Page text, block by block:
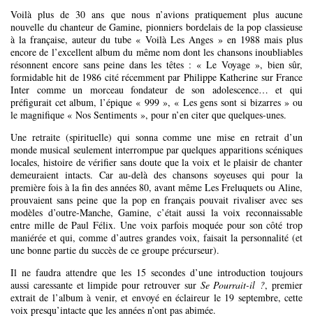
Voilà plus de 30 ans que nous n’avions pratiquement plus aucune
nouvelle du chanteur de Gamine, pionniers bordelais de la pop classieuse
à la française, auteur du tube « Voilà Les Anges » en 1988 mais plus
encore de l’excellent album du même nom dont les chansons inoubliables
résonnent encore sans peine dans les têtes : « Le Voyage », bien sûr,
formidable hit de 1986 cité récemment par Philippe Katherine sur France
Inter comme un morceau fondateur de son adolescence… et qui
préfigurait cet album, l’épique « 999 », « Les gens sont si bizarres » ou
le magnifique « Nos Sentiments », pour n’en citer que quelques-unes.
Une retraite (spirituelle) qui sonna comme une mise en retrait d’un
monde musical seulement interrompue par quelques apparitions scéniques
locales, histoire de vérifier sans doute que la voix et le plaisir de chanter
demeuraient intacts. Car au-delà des chansons soyeuses qui pour la
première fois à la fin des années 80, avant même Les Freluquets ou Aline,
prouvaient sans peine que la pop en français pouvait rivaliser avec ses
modèles d’outre-Manche, Gamine, c’était aussi la voix reconnaissable
entre mille de Paul Félix. Une voix parfois moquée pour son côté trop
maniérée et qui, comme d’autres grandes voix, faisait la personnalité (et
une bonne partie du succès de ce groupe précurseur).
Il ne faudra attendre que les 15 secondes d’une introduction toujours
aussi caressante et limpide pour retrouver sur Se Pourrait-il ?, premier
extrait de l’album à venir, et envoyé en éclaireur le 19 septembre, cette
voix presqu’intacte que les années n’ont pas abimée.